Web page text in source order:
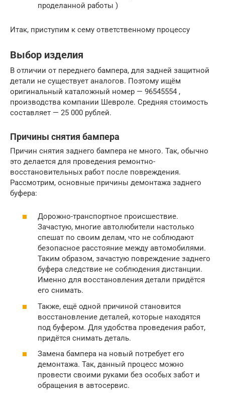
проделанной работы )
Итак, приступим к сему ответственному процессу
Выбор изделия
В отличии от переднего бампера, для задней защитной
детали не существует аналогов. Поэтому ищём
оригинальный каталожный номер — 96545554 ,
производства компании Шевроле. Средняя стоимость
составляет — 25 000 рублей.
Причины снятия бампера
Причин снятия заднего бампера не много. Так, обычно
это делается для проведения ремонтно-
восстановительных работ после повреждения.
Рассмотрим, основные причины демонтажа заднего
буфера:
Дорожно-транспортное происшествие.
Зачастую, многие автолюбители настолько
спешат по своим делам, что не соблюдают
безопасное расстояние между автомобилями.
Таким образом, зачастую повреждение заднего
буфера следствие не соблюдения дистанции.
Именно для восстановления детали придётся
его снимать.
Также, ещё одной причиной становится
восстановление деталей, которые находятся
под буфером. Для удобства проведения работ,
придётся снимать деталь.
Замена бампера на новый потребует его
демонтажа. Так, данный процесс можно
провести своими руками без особых забот и
обращения в автосервис.